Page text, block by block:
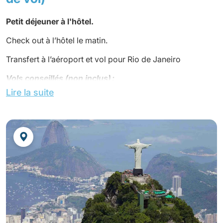
Nuit à l'hôtel.
Petit déjeuner à l'hôtel.
Check out à l’hôtel le matin.
Transfert à l’aéroport et vol pour Rio de Janeiro
Vols conseillés (non inclus) :
LA3397 IGU 0650 GRU 0840
Ou
Azul 4297 IGU 0530 VCP 0705
Azul 2924 VCP 0820 SDU 0925
Accueil par votre guide et transfert.
Déjeuner dans une churrascaria avec viandes à
Lire la suite